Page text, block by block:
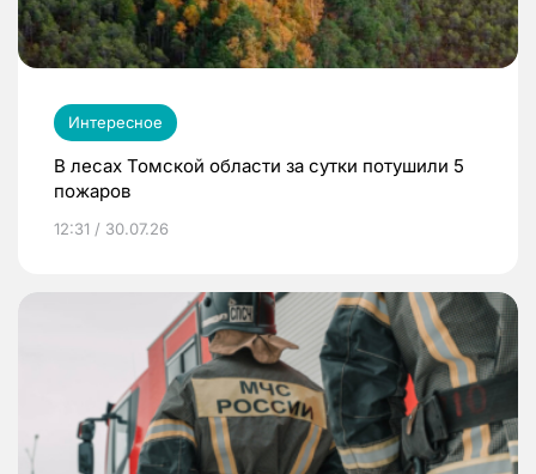
Интересное
В лесах Томской области за сутки потушили 5
пожаров
12:31 / 30.07.26